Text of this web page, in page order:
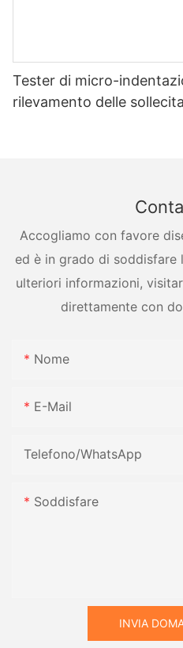
Tester di micro-
rilevamento delle
Accogliamo con favore
ed è in grado di soddisfare
ulteriori informazioni,
direttamente con
Nome
E-Mail
Telefono/WhatsApp
Soddisfare
INVIA